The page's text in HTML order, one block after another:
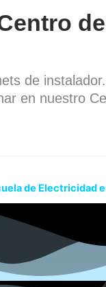
de
en nuestro
de Electricidad